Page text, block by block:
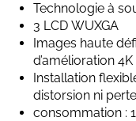
Technologie à
3 LCD WUXGA
Images haute
d’amélioration 4K
Installation
distorsion ni
consommation :